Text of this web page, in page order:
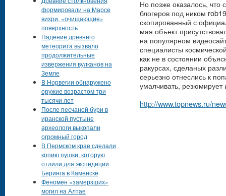
Но позже оказалось,
блогеров под ником
скопированный с
мая объект
на популярном
специалисты
как не в состоянии
ракурсах, сделаных
серьезно отнеслись к
умалчивать,
http://www.topnews.ru/
формировали на Марсе
вихри, «очищающие»
поверхность
Падение древнего
метеорита вызвало
продолжительные
извержения вулканов на
Земле
В Норвегии обнаружено
оружие возрастом три
тысячи лет
После песчаной бури в
иранской пустыне
археологи выкопали
огромный город
В Пермском крае сделали
копию пушки, которую
отлили для экспедиции
Беринга в Каменске
Феномен «замерзших»
могил на Алтае